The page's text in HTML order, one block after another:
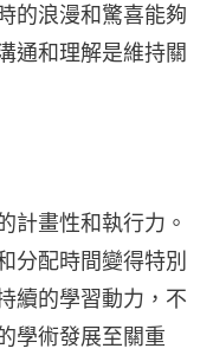
的浪漫和驚喜能夠
通和理解是維持關
計畫性和執行力。
分配時間變得特別
續的學習動力，不
學術發展至關重